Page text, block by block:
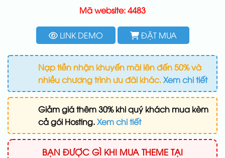
Mã website: 4483
LINK DEMO ĐẶT MUA
Nạp tiền nhận khuyến mãi lên đến 50% và
nhiều chương trình ưu đãi khác.Xem chi tiết
Giảm giá thêm 30% khi quý khách mua kèm
cả gói Hosting.Xem chi tiết
BẠN ĐƯỢC GÌ KHI MUA THEME TẠI